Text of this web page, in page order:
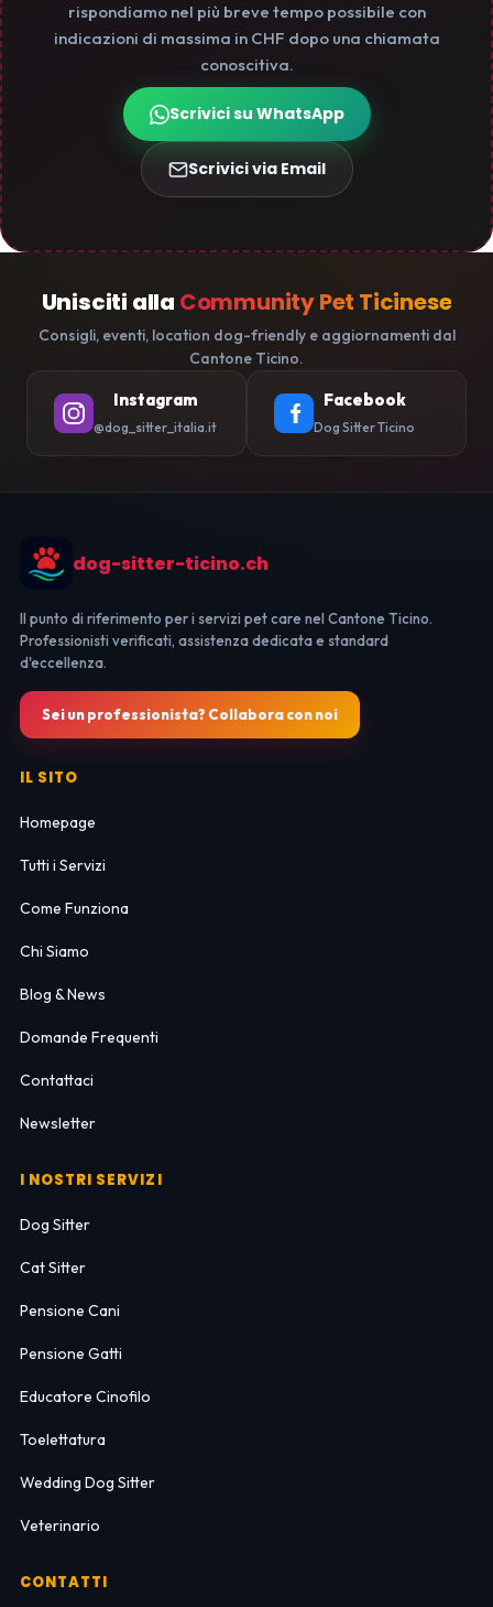
rispondiamo nel più breve tempo possibile con
indicazioni di massima in CHF dopo una chiamata
conoscitiva.
Scrivici su WhatsApp
Scrivici via Email
Unisciti alla Community Pet Ticinese
Consigli, eventi, location dog-friendly e aggiornamenti dal
Cantone Ticino.
Instagram
@dog_sitter_italia.it
Facebook
Dog Sitter Ticino
dog-sitter-ticino.ch
Il punto di riferimento per i servizi pet care nel Cantone Ticino.
Professionisti verificati, assistenza dedicata e standard
d'eccellenza.
Sei un professionista? Collabora con noi
IL SITO
Homepage
Tutti i Servizi
Come Funziona
Chi Siamo
Blog & News
Domande Frequenti
Contattaci
Newsletter
I NOSTRI SERVIZI
Dog Sitter
Cat Sitter
Pensione Cani
Pensione Gatti
Educatore Cinofilo
Toelettatura
Wedding Dog Sitter
Veterinario
CONTATTI